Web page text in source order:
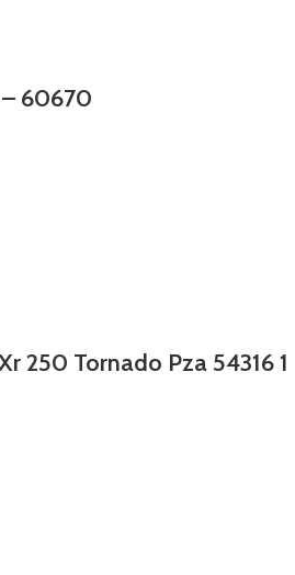
60670
250 Tornado Pza 54316 1